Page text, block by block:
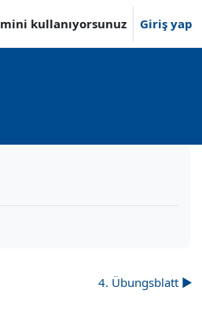
kullanıyorsunuz Giriş yap
4. Übungsblatt ▶︎